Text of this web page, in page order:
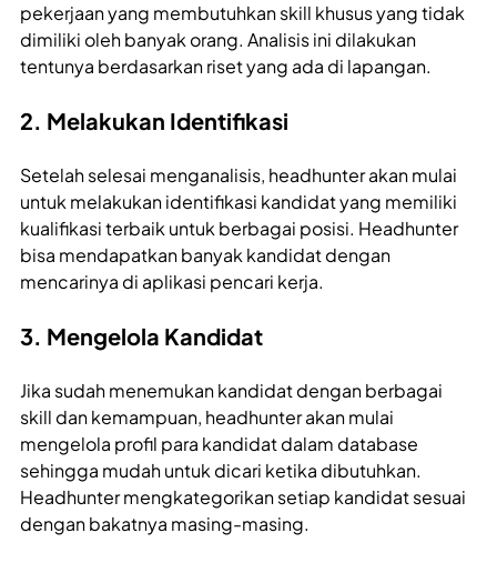
pekerjaan yang membutuhkan skill khusus yang tidak
dimiliki oleh banyak orang. Analisis ini dilakukan
tentunya berdasarkan riset yang ada di lapangan.
2. Melakukan Identifikasi
Setelah selesai menganalisis, headhunter akan mulai
untuk melakukan identifikasi kandidat yang memiliki
kualifikasi terbaik untuk berbagai posisi. Headhunter
bisa mendapatkan banyak kandidat dengan
mencarinya di aplikasi pencari kerja.
3. Mengelola Kandidat
Jika sudah menemukan kandidat dengan berbagai
skill dan kemampuan, headhunter akan mulai
mengelola profil para kandidat dalam database
sehingga mudah untuk dicari ketika dibutuhkan.
Headhunter mengkategorikan setiap kandidat sesuai
dengan bakatnya masing-masing.